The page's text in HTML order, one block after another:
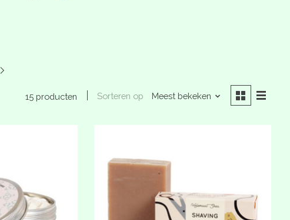
15 producten Sorteren op Meest bekeken